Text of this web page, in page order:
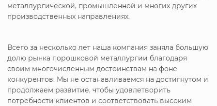
металлургической, промышленной и многих других
производственных направлениях.
Всего за несколько лет наша компания заняла большую
долю рынка порошковой металлургии благодаря
своим многочисленным достоинствам на фоне
конкурентов. Мы не останавливаемся на достигнутом и
продолжаем развитие, чтобы удовлетворить
потребности клиентов и соответствовать высоким